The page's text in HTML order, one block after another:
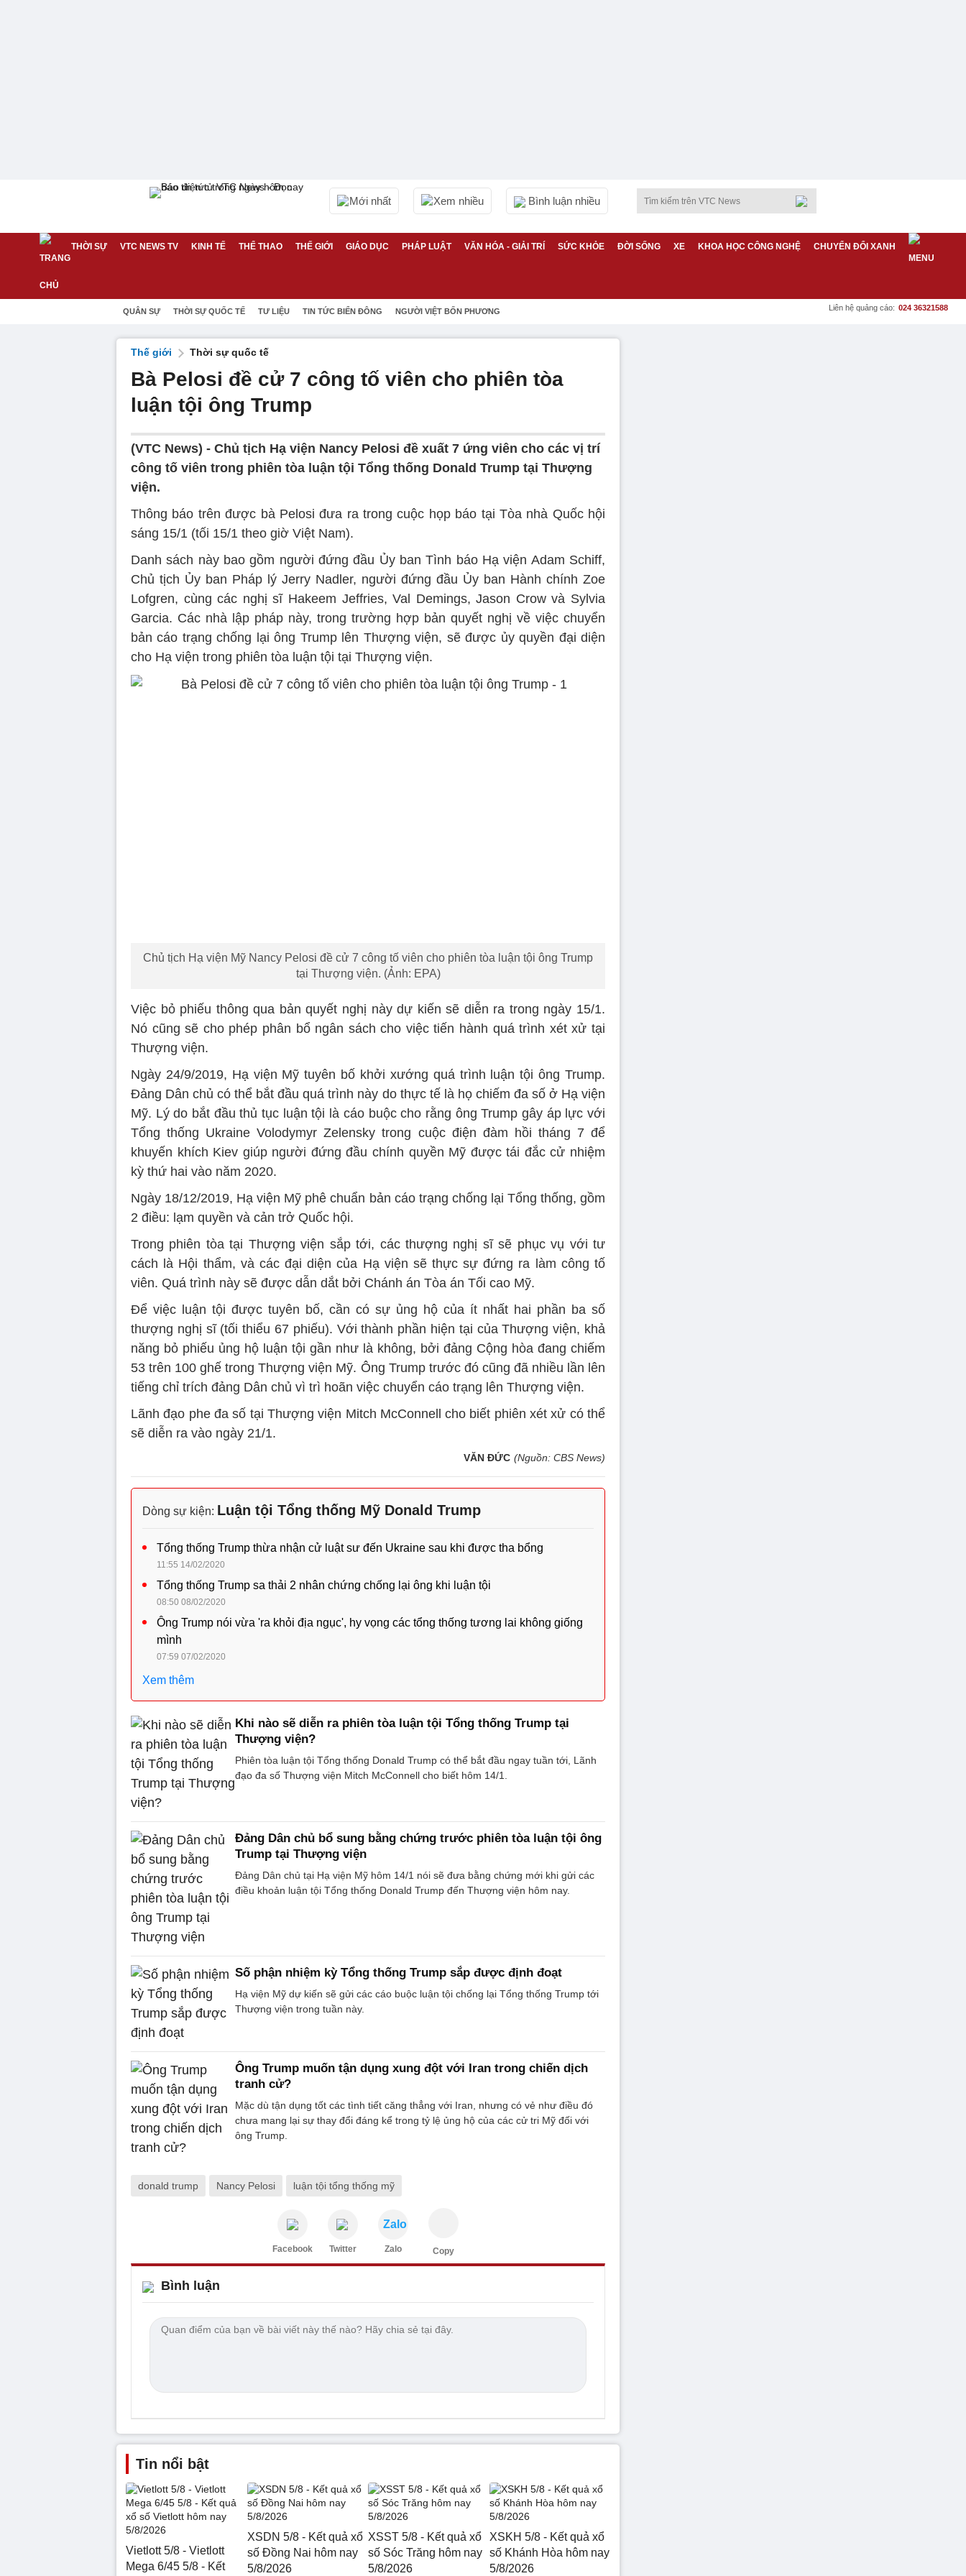
Mới nhất Xem nhiều Bình luận nhiều
THỜI SỰ VTC NEWS TV KINH TẾ THỂ THAO THẾ GIỚI GIÁO DỤC PHÁP LUẬT VĂN HÓA - GIẢI TRÍ SỨC KHỎE ĐỜI SỐNG XE KHOA HỌC CÔNG NGHỆ CHUYỂN ĐỔI XANH
QUÂN SỰ THỜI SỰ QUỐC TẾ TƯ LIỆU TIN TỨC BIỂN ĐÔNG NGƯỜI VIỆT BỐN PHƯƠNG Liên hệ quảng cáo: 024 36321588
Thế giới Thời sự quốc tế
Bà Pelosi đề cử 7 công tố viên cho phiên tòa
luận tội ông Trump
(VTC News) - Chủ tịch Hạ viện Nancy Pelosi đề xuất 7 ứng viên cho các vị trí
công tố viên trong phiên tòa luận tội Tổng thống Donald Trump tại Thượng
viện.
Thông báo trên được bà Pelosi đưa ra trong cuộc họp báo tại Tòa nhà Quốc hội
sáng 15/1 (tối 15/1 theo giờ Việt Nam).
Danh sách này bao gồm người đứng đầu Ủy ban Tình báo Hạ viện Adam Schiff,
Chủ tịch Ủy ban Pháp lý Jerry Nadler, người đứng đầu Ủy ban Hành chính Zoe
Lofgren, cùng các nghị sĩ Hakeem Jeffries, Val Demings, Jason Crow và Sylvia
Garcia. Các nhà lập pháp này, trong trường hợp bản quyết nghị về việc chuyển
bản cáo trạng chống lại ông Trump lên Thượng viện, sẽ được ủy quyền đại diện
cho Hạ viện trong phiên tòa luận tội tại Thượng viện.
Chủ tịch Hạ viện Mỹ Nancy Pelosi đề cử 7 công tố viên cho phiên tòa luận tội ông Trump
tại Thượng viện. (Ảnh: EPA)
Việc bỏ phiếu thông qua bản quyết nghị này dự kiến sẽ diễn ra trong ngày 15/1.
Nó cũng sẽ cho phép phân bổ ngân sách cho việc tiến hành quá trình xét xử tại
Thượng viện.
Ngày 24/9/2019, Hạ viện Mỹ tuyên bố khởi xướng quá trình luận tội ông Trump.
Đảng Dân chủ có thể bắt đầu quá trình này do thực tế là họ chiếm đa số ở Hạ viện
Mỹ. Lý do bắt đầu thủ tục luận tội là cáo buộc cho rằng ông Trump gây áp lực với
Tổng thống Ukraine Volodymyr Zelensky trong cuộc điện đàm hồi tháng 7 để
khuyến khích Kiev giúp người đứng đầu chính quyền Mỹ được tái đắc cử nhiệm
kỳ thứ hai vào năm 2020.
Ngày 18/12/2019, Hạ viện Mỹ phê chuẩn bản cáo trạng chống lại Tổng thống, gồm
2 điều: lạm quyền và cản trở Quốc hội.
Trong phiên tòa tại Thượng viện sắp tới, các thượng nghị sĩ sẽ phục vụ với tư
cách là Hội thẩm, và các đại diện của Hạ viện sẽ thực sự đứng ra làm công tố
viên. Quá trình này sẽ được dẫn dắt bởi Chánh án Tòa án Tối cao Mỹ.
Để việc luận tội được tuyên bố, cần có sự ủng hộ của ít nhất hai phần ba số
thượng nghị sĩ (tối thiểu 67 phiếu). Với thành phần hiện tại của Thượng viện, khả
năng bỏ phiếu ủng hộ luận tội gần như là không, bởi đảng Cộng hòa đang chiếm
53 trên 100 ghế trong Thượng viện Mỹ. Ông Trump trước đó cũng đã nhiều lần lên
tiếng chỉ trích đảng Dân chủ vì trì hoãn việc chuyển cáo trạng lên Thượng viện.
Lãnh đạo phe đa số tại Thượng viện Mitch McConnell cho biết phiên xét xử có thể
sẽ diễn ra vào ngày 21/1.
VĂN ĐỨC (Nguồn: CBS News)
Dòng sự kiện: Luận tội Tổng thống Mỹ Donald Trump
Tổng thống Trump thừa nhận cử luật sư đến Ukraine sau khi được tha bổng
11:55 14/02/2020
Tổng thống Trump sa thải 2 nhân chứng chống lại ông khi luận tội
08:50 08/02/2020
Ông Trump nói vừa 'ra khỏi địa ngục', hy vọng các tổng thống tương lai không giống
mình
07:59 07/02/2020
Xem thêm
Khi nào sẽ diễn ra phiên tòa luận tội Tổng thống Trump tại
Thượng viện?
Phiên tòa luận tội Tổng thống Donald Trump có thể bắt đầu ngay tuần tới, Lãnh
đạo đa số Thượng viện Mitch McConnell cho biết hôm 14/1.
Đảng Dân chủ bổ sung bằng chứng trước phiên tòa luận tội ông
Trump tại Thượng viện
Đảng Dân chủ tại Hạ viện Mỹ hôm 14/1 nói sẽ đưa bằng chứng mới khi gửi các
điều khoản luận tội Tổng thống Donald Trump đến Thượng viện hôm nay.
Số phận nhiệm kỳ Tổng thống Trump sắp được định đoạt
Hạ viện Mỹ dự kiến sẽ gửi các cáo buộc luận tội chống lại Tổng thống Trump tới
Thượng viện trong tuần này.
Ông Trump muốn tận dụng xung đột với Iran trong chiến dịch
tranh cử?
Mặc dù tận dụng tốt các tình tiết căng thẳng với Iran, nhưng có vẻ như điều đó
chưa mang lại sự thay đổi đáng kể trong tỷ lệ ủng hộ của các cử tri Mỹ đối với
ông Trump.
donald trump Nancy Pelosi luận tội tổng thống mỹ
Facebook Twitter
Zalo
Zalo Copy
Bình luận
Tin nổi bật
Vietlott 5/8 - Vietlott
Mega 6/45 5/8 - Kết
XSDN 5/8 - Kết quả xổ
số Đồng Nai hôm nay
5/8/2026
XSST 5/8 - Kết quả xổ
số Sóc Trăng hôm nay
5/8/2026
XSKH 5/8 - Kết quả xổ
số Khánh Hòa hôm nay
5/8/2026